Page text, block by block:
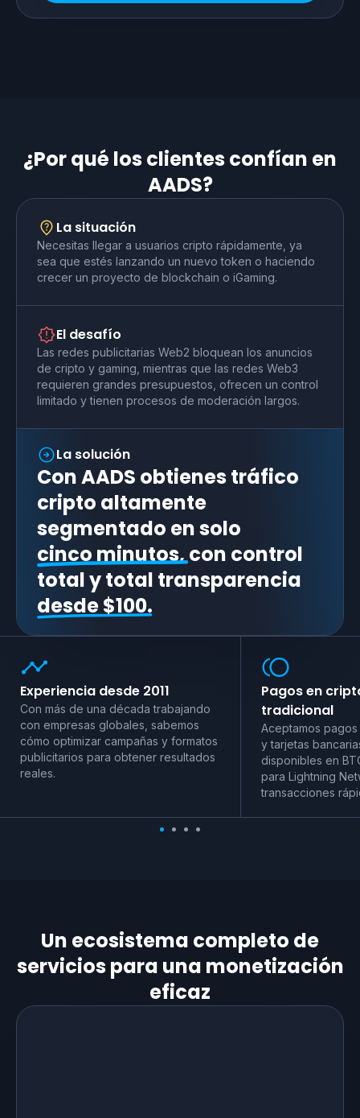
¿Por qué los clientes confían en
AADS?
La situación
Necesitas llegar a usuarios cripto rápidamente, ya
sea que estés lanzando un nuevo token o haciendo
crecer un proyecto de blockchain o iGaming.
El desafío
Las redes publicitarias Web2 bloquean los anuncios
de cripto y gaming, mientras que las redes Web3
requieren grandes presupuestos, ofrecen un control
limitado y tienen procesos de moderación largos.
La solución
Con AADS obtienes tráfico
cripto altamente
segmentado en solo
cinco minutos,con control
total y total transparencia
desde $100.
Experiencia desde 2011
Con más de una década trabajando
con empresas globales, sabemos
cómo optimizar campañas y formatos
publicitarios para obtener resultados
reales.
Pagos en
tradicional
Aceptamos
y tarjetas
disponibles en
para Lightning
transacciones
Un ecosistema completo de
servicios para una monetización
eficaz